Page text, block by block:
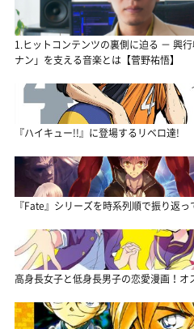
1.ヒットコンテンツの裏側に迫る － 興
ナン」を支える音楽とは【菅野祐悟】
『ハイキュー!!』に登場するリベロ達!
『Fate』シリーズを時系列順で振り返っ
高身長女子と低身長男子の恋愛漫画！オ